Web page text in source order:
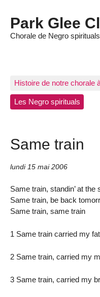
Park Glee
Chorale de Negro spirituals
Histoire de notre chorale
Les Negro spirituals
Same train
lundi 15 mai 2006
Same train, standin’ at the
Same train, be back
Same train, same train
1 Same train carried my
2 Same train, carried my
3 Same train, carried my